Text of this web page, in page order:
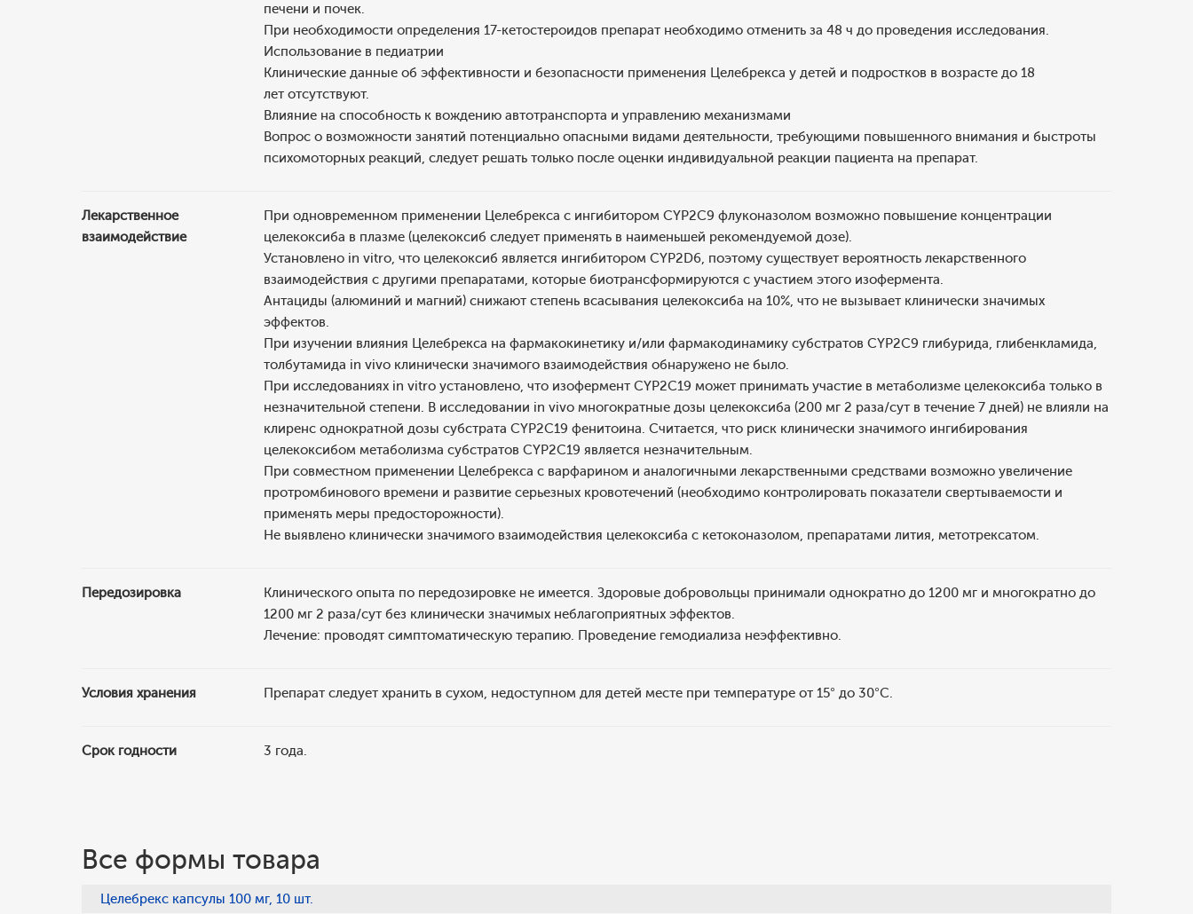
печени и почек.
При необходимости определения 17-кетостероидов препарат необходимо отменить за 48 ч до проведения исследования.
Использование в педиатрии
Клинические данные об эффективности и безопасности применения Целебрекса у детей и подростков в возрасте до 18
лет отсутствуют.
Влияние на способность к вождению автотранспорта и управлению механизмами
Вопрос о возможности занятий потенциально опасными видами деятельности, требующими повышенного внимания и быстроты
психомоторных реакций, следует решать только после оценки индивидуальной реакции пациента на препарат.
Лекарственное
взаимодействие
При одновременном применении Целебрекса с ингибитором CYP2C9 флуконазолом возможно повышение концентрации
целекоксиба в плазме (целекоксиб следует применять в наименьшей рекомендуемой дозе).
Установлено in vitro, что целекоксиб является ингибитором CYP2D6, поэтому существует вероятность лекарственного
взаимодействия с другими препаратами, которые биотрансформируются с участием этого изофермента.
Антациды (алюминий и магний) снижают степень всасывания целекоксиба на 10%, что не вызывает клинически значимых
эффектов.
При изучении влияния Целебрекса на фармакокинетику и/или фармакодинамику субстратов CYP2C9 глибурида, глибенкламида,
толбутамида in vivo клинически значимого взаимодействия обнаружено не было.
При исследованиях in vitro установлено, что изофермент CYP2C19 может принимать участие в метаболизме целекоксиба только в
незначительной степени. В исследовании in vivo многократные дозы целекоксиба (200 мг 2 раза/сут в течение 7 дней) не влияли на
клиренс однократной дозы субстрата CYP2C19 фенитоина. Считается, что риск клинически значимого ингибирования
целекоксибом метаболизма субстратов CYP2C19 является незначительным.
При совместном применении Целебрекса с варфарином и аналогичными лекарственными средствами возможно увеличение
протромбинового времени и развитие серьезных кровотечений (необходимо контролировать показатели свертываемости и
применять меры предосторожности).
Не выявлено клинически значимого взаимодействия целекоксиба с кетоконазолом, препаратами лития, метотрексатом.
Передозировка
Клинического опыта по передозировке не имеется. Здоровые добровольцы принимали однократно до 1200 мг и многократно до
1200 мг 2 раза/сут без клинически значимых неблагоприятных эффектов.
Лечение: проводят симптоматическую терапию. Проведение гемодиализа неэффективно.
Условия хранения Препарат следует хранить в сухом, недоступном для детей месте при температуре от 15° до 30°С.
Срок годности 3 года.
Все формы товара
Целебрекс капсулы 100 мг, 10 шт.